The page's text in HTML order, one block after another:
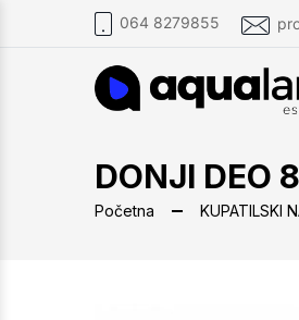
064 8279855
DONJI DEO
Početna KUPATILSKI